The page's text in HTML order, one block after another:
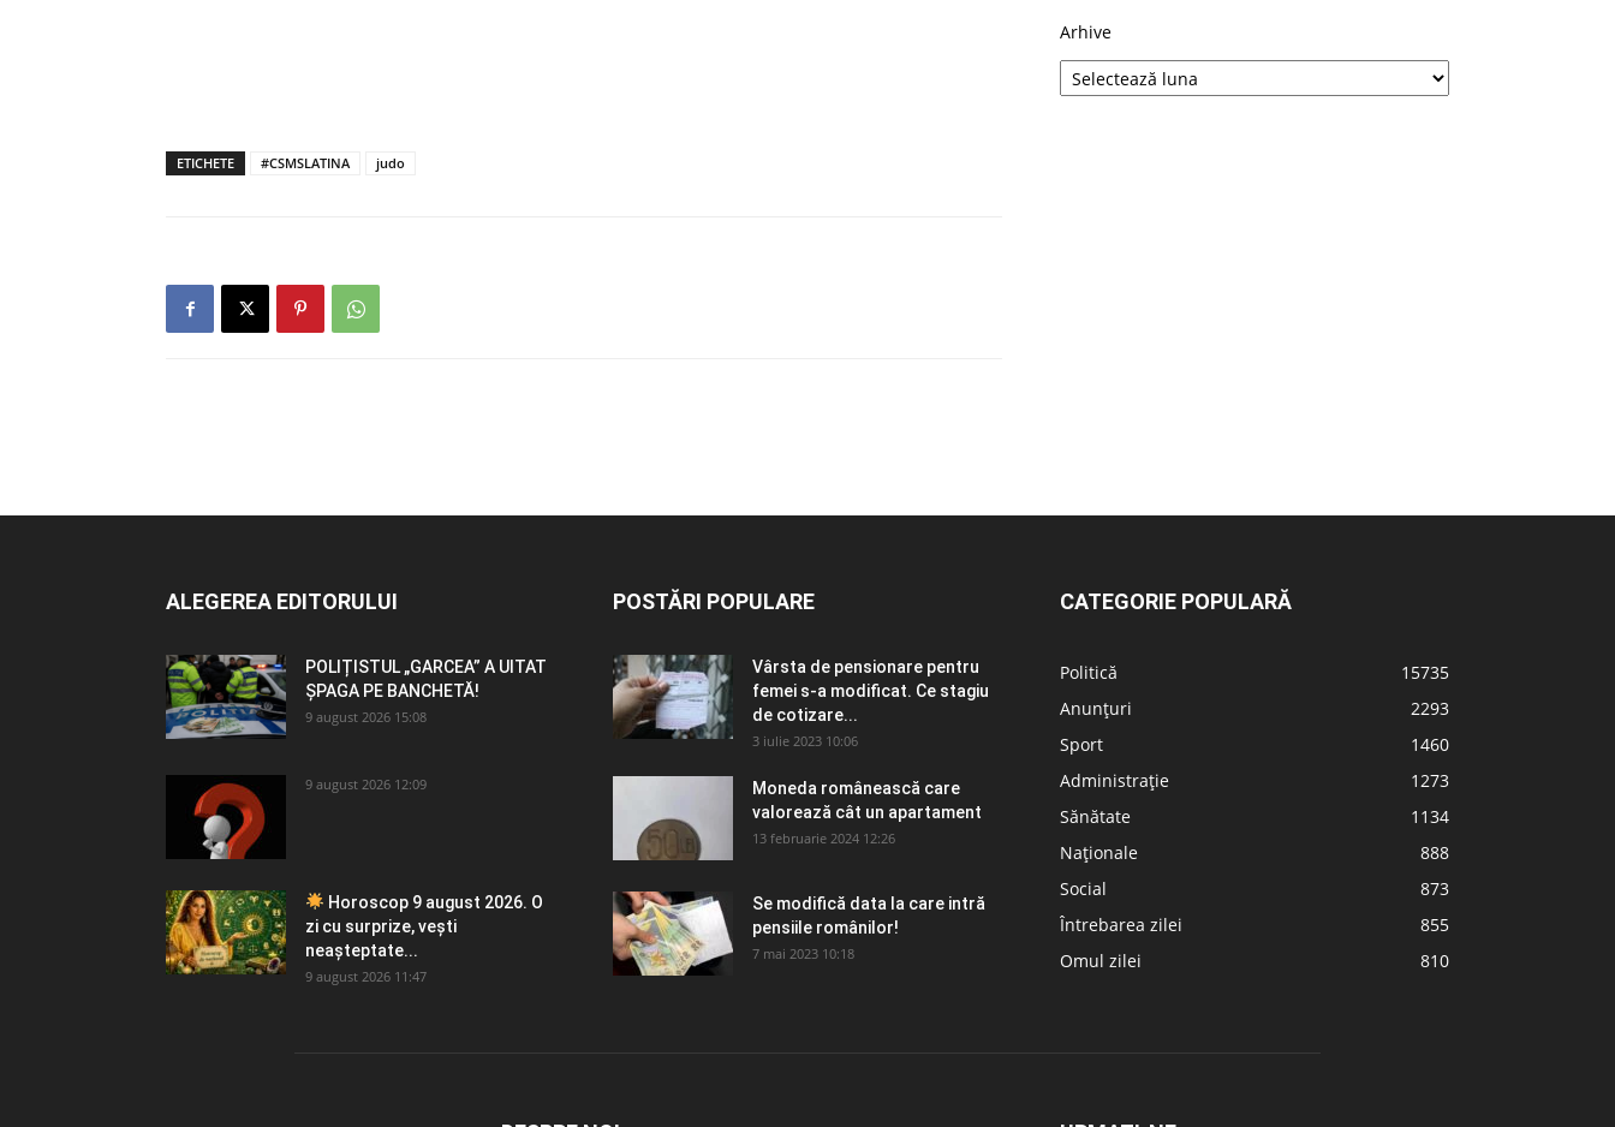
ETICHETE #CSMSLATINA judo
Arhive
ALEGEREA EDITORULUI
POLIȚISTUL „GARCEA” A UITAT
ȘPAGA PE BANCHETĂ!
9 august 2026 15:08
9 august 2026 12:09
Horoscop 9 august 2026. O
zi cu surprize, vești
neașteptate...
9 august 2026 11:47
POSTĂRI POPULARE
Vârsta de pensionare pentru
femei s-a modificat. Ce stagiu
de cotizare...
3 iulie 2023 10:06
Moneda românească care
valorează cât un apartament
13 februarie 2024 12:26
Se modifică data la care intră
pensiile românilor!
7 mai 2023 10:18
CATEGORIE POPULARĂ
Politică
15735
Anunțuri
2293
Sport
1460
Administrație
1273
Sănătate
1134
Naționale
888
Social
873
Întrebarea zilei
855
Omul zilei
810